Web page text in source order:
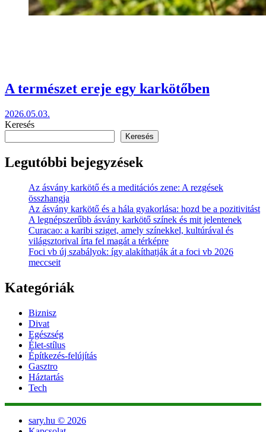
A természet ereje egy karkötőben
2026.05.03.
Keresés
Keresés
Legutóbbi bejegyzések
Az ásvány karkötő és a meditációs zene: A rezgések
összhangja
Az ásvány karkötő és a hála gyakorlása: hozd be a pozitivitást
A legnépszerűbb ásvány karkötő színek és mit jelentenek
Curacao: a karibi sziget, amely színekkel, kultúrával és
világsztorival írta fel magát a térképre
Foci vb új szabályok: így alakíthatják át a foci vb 2026
meccseit
Kategóriák
Biznisz
Divat
Egészség
Élet-stílus
Építkezés-felújítás
Gasztro
Háztartás
Tech
sary.hu © 2026